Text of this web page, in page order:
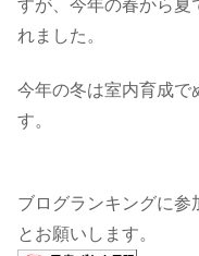
すが、今年の春から夏
れました。
今年の冬は室内育成で
す。
ブログランキングに参
とお願いします。